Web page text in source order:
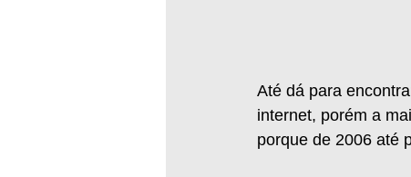
Até dá para
internet, porém a
porque de 2006 até